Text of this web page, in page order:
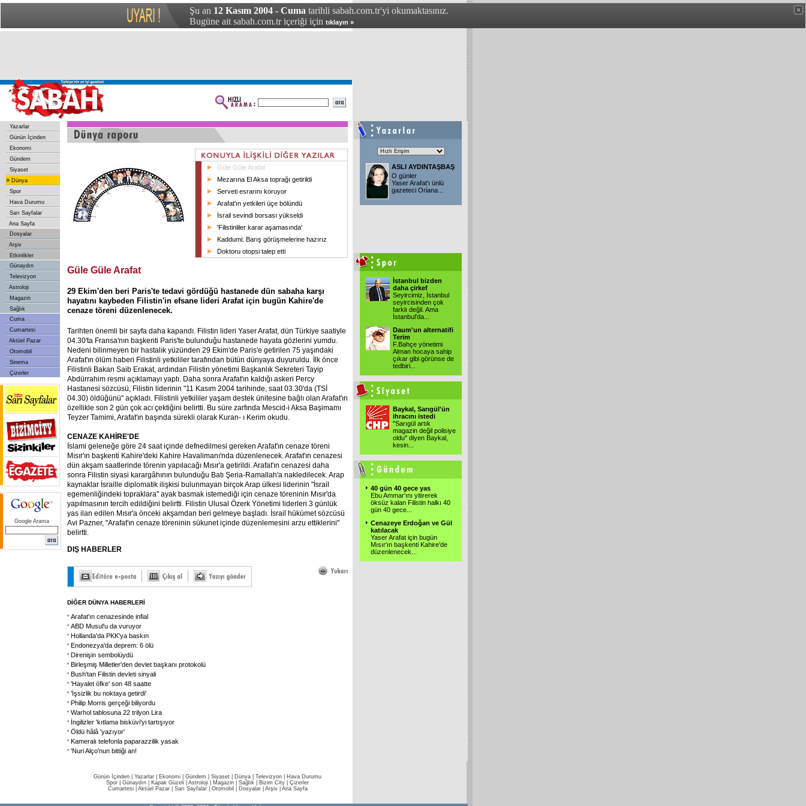
Şu an 12 Kasım 2004 - Cuma tarihli sabah.com.tr'yi okumaktasınız.
Bugüne ait sabah.com.tr içeriği için tıklayın »
Yazarlar
Günün İçinden
Ekonomi
Gündem
Siyaset
» Dünya
Spor
Hava Durumu
Sarı Sayfalar
Ana Sayfa
Dosyalar
Arşiv
Etkinlikler
Günaydın
Televizyon
Astroloji
Magazin
Sağlık
Cuma
Cumartesi
Aktüel Pazar
Otomobil
Sinema
Çizerler
Google Arama
Güle Güle Arafat
Mezarına El Aksa toprağı getirildi
Serveti esrarını koruyor
Arafat'ın yetkileri üçe bölündü
İsrail sevindi borsası yükseldi
'Filistinliler karar aşamasında'
Kaddumi: Barış görüşmelerine hazırız
Doktoru otopsi talep etti
Güle Güle Arafat
29 Ekim'den beri Paris'te tedavi gördüğü hastanede dün sabaha karşı
hayatını kaybeden Filistin'in efsane lideri Arafat için bugün Kahire'de
cenaze töreni düzenlenecek.
Tarihten önemli bir sayfa daha kapandı. Filistin lideri Yaser Arafat, dün Türkiye saatiyle
04.30'ta Fransa'nın başkenti Paris'te bulunduğu hastanede hayata gözlerini yumdu.
Nedeni bilinmeyen bir hastalık yüzünden 29 Ekim'de Paris'e getirilen 75 yaşındaki
Arafat'ın ölüm haberi Filistinli yetkililer tarafından bütün dünyaya duyuruldu. İlk önce
Filistinli Bakan Saib Erakat, ardından Filistin yönetimi Başkanlık Sekreteri Tayip
Abdürrahim resmi açıklamayı yaptı. Daha sonra Arafat'ın kaldığı askeri Percy
Hastanesi sözcüsü, Filistin liderinin "11 Kasım 2004 tarihinde, saat 03.30'da (TSİ
04.30) öldüğünü" açıkladı. Filistinli yetkililer yaşam destek ünitesine bağlı olan Arafat'ın
özellikle son 2 gün çok acı çektiğini belirtti. Bu süre zarfında Mescid-i Aksa Başimamı
Teyzer Tamimi, Arafat'ın başında sürekli olarak Kuran- ı Kerim okudu.
CENAZE KAHİRE'DE
İslami geleneğe göre 24 saat içinde defnedilmesi gereken Arafat'ın cenaze töreni
Mısır'ın başkenti Kahire'deki Kahire Havalimanı'nda düzenlenecek. Arafat'ın cenazesi
dün akşam saatlerinde törenin yapılacağı Mısır'a getirildi. Arafat'ın cenazesi daha
sonra Filistin siyasi karargâhının bulunduğu Batı Şeria-Ramallah'a nakledilecek. Arap
kaynaklar İsraille diplomatik ilişkisi bulunmayan birçok Arap ülkesi liderinin "İsrail
egemenliğindeki topraklara" ayak basmak istemediği için cenaze töreninin Mısır'da
yapılmasının tercih edildiğini belirtti. Filistin Ulusal Özerk Yönetimi liderleri 3 günlük
yas ilan edilen Mısır'a önceki akşamdan beri gelmeye başladı. İsrail hükümet sözcüsü
Avi Pazner, "Arafat'ın cenaze töreninin sükunet içinde düzenlemesini arzu ettiklerini"
belirtti.
DIŞ HABERLER
DİĞER DÜNYA HABERLERİ
Arafat'ın cenazesinde infial
ABD Musul'u da vuruyor
Hollanda'da PKK'ya baskın
Endonezya'da deprem: 6 ölü
Direnişin sembolüydü
Birleşmiş Milletler'den devlet başkanı protokolü
Bush'tan Filistin devleti sinyali
'Hayalet öfke' son 48 saatte
'İşsizlik bu noktaya getirdi'
Philip Morris gerçeği biliyordu
Warhol tablosuna 22 trilyon Lira
İngilizler 'kıtlama bisküvi'yi tartışıyor
Öldü hâlâ 'yazıyor'
Kameralı telefonla paparazzilik yasak
'Nuri Alço'nun bittiği an!
ASLI AYDINTAŞBAŞ
O günler
Yaser Arafat'ı ünlü
gazeteci Oriana
İstanbul bizden
daha çirkef
Seyircimiz, İstanbul
seyircisinden çok
farklı değil. Ama
İstanbul'da
Daum'un alternatifi
Terim
F.Bahçe yönetimi
Alman hocaya sahip
çıkar gibi görünse de
tedbiri
Baykal, Sarıgül'ün
ihracını istedi
"Sarıgül artık
magazin değil polisiye
oldu" diyen Baykal,
kesin
40 gün 40 gece yas
Ebu Ammar'ını yitirerek
öksüz kalan Filistin halkı 40
gün 40 gece
Cenazeye Erdoğan ve Gül
katılacak
Yaser Arafat için bugün
Mısır'ın başkenti Kahire'de
düzenlenecek
Günün İçinden Yazarlar Ekonomi Gündem Siyaset Dünya | Televizyon
Hava Durumu
Spor
Günaydın Kapak Güzeli Astroloji Magazin Sağlık Bizim City
Çizerler
Cumartesi| Aktüel Pazar| Sarı Sayfalar| Otomobil Dosyalar| Arşiv| Ana Sayfa